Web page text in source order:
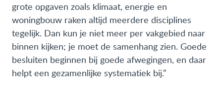
grote opgaven zoals klimaat, energie en
woningbouw raken altijd meerdere disciplines
tegelijk. Dan kun je niet meer per vakgebied naar
binnen kijken; je moet de samenhang zien. Goede
besluiten beginnen bij goede afwegingen, en daar
helpt een gezamenlijke systematiek bij.”